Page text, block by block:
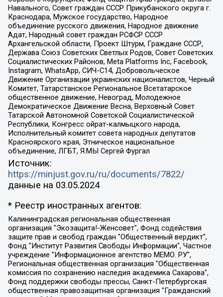
Навального, Совет граждан СССР Прикубанского округа г.
Краснодара, Мужское государство, Народное
объединение русского движения, Народное движение
Адат, Народный совет граждан РСФСР СССР
Архангельской области, Проект Штурм, Граждане СССР,
Держава Союз Советских Светлых Родов, Совет Советских
Социалистических Районов, Meta Platforms Inc, Facebook,
Instagram, WhatsApp, СИЧ-С14, Добровольческое
Движение Организации украинских националистов, Черный
Комитет, Татарстанское Региональное Всетатарское
общественное движение, Невоград, Молодежное
Демократическое Движение Весна, Верховный Совет
Татарской Автономной Советской Социалистической
Республики, Конгресс ойрат-калмыцкого народа,
Исполнительный комитет совета народных депутатов
Красноярского края, Этническое национальное
объединение, ЛГБТ, Я.МЫ Сергей Фургал
Источник:
https://minjust.gov.ru/ru/documents/7822/
данные на 03.05.2024
* Реестр иностранных агентов:
Калининградская региональная общественная организация "Экозащита!-Женсовет", Фонд содействия защите прав и свобод граждан "Общественный вердикт", Фонд "Институт Развития Свободы Информации", Частное учреждение "Информационное агентство МЕМО. РУ", Региональная общественная организация "Общественная комиссия по сохранению наследия академика Сахарова", Фонд поддержки свободы прессы, Санкт-Петербургская общественная правозащитная организация "Гражданский контроль", Межрегиональная общественная организация "Информационно-просветительский центр "Мемориал", Региональный Фонд "Центр Защиты Прав Средств Массовой Информации", с 05.12.2023 Фонд "Центр Защиты Прав Средств массовой информации", Региональная общественная благотворительная организация помощи беженцам и мигрантам "Гражданское содействие", Негосударственное образовательное учреждение дополнительного профессионального образования (повышение квалификации) специалистов "АКАДЕМИЯ ПО ПРАВАМ ЧЕЛОВЕКА", Свердловская региональная общественная организация "Сутяжник", Автономная некоммерческая организация "Центр независимых социологических исследований", Союз общественных объединений "Российский исследовательский центр по правам человека", Региональное общественное учреждение научно-информационный центр "МЕМОРИАЛ", Некоммерческая организация "Фонд защиты гласности", Автономная некоммерческая организация "Институт прав человека", Городская общественная организация "Екатеринбургское общество "МЕМОРИАЛ", Городская общественная организация "Рязанское историко-просветительское и правозащитное общество "Мемориал" (Рязанский Мемориал), Челябинский региональный орган общественной самодеятельности – женское общественное объединение "Женщины Евразии", Челябинский региональный орган общественной самодеятельности "Уральская правозащитная группа", Фонд содействия защите здоровья и социальной справедливости имени Андрея Рылькова, Автономная Некоммерческая Организация "Аналитический Центр Юрия Левады", Автономная некоммерческая организация социальной поддержки населения "Проект Апрель", Региональная общественная организация помощи женщинам и детям, находящимся в кризисной ситуации "Информационно-методический центр "Анна", Фонд содействия развитию массовых коммуникаций и правовому просвещению "Так-так-Так", Фонд содействия устойчивому развитию "Серебряная тайга", Свердловский региональный общественный фонд социальных проектов "Новое время", "Idel.Реалии", Кавказ.Реалии, Крым.Реалии, Телеканал Настоящее Время, Татаро-башкирская служба Радио Свобода (Azatliq Radiosi), Радио Свободная Европа/Радио Свобода (PCE/PC), "Сибирь.Реалии", "Фактограф", Благотворительный фонд помощи осужденным и их семьям, Автономная некоммерческая организация "Институт глобализации и социальных движений", Фонд "В защиту прав заключенных", Частное учреждение "Центр поддержки и содействия развитию средств массовой информации", Пензенский региональный общественный благотворительный фонд "Гражданский союз", "Север.Реалии", Некоммерческая организация Фонд "Правовая инициатива", Общество с ограниченной ответственностью "Радио Свободная Европа/Радио Свобода", Чешское информационное агентство "MEDIUM-ORIENT", Красноярская региональная общественная организация "Мы против СПИДа", Камалягин Денис Николаевич, Маркелов Сергей Евгеньевич, Пономарев Лев Александрович, Савицкая Людмила Алексеевна, Автономная некоммерческая организация "Центр по работе с проблемой насилия "НАСИЛИЮ.НЕТ", Межрегиональный профессиональный союз работников здравоохранения "Альянс врачей", Юридическое лицо, зарегистрированное в Латвийской Республике, SIA "Medusa Project" (регистрационный номер 40103797863, дата регистрации 10.06.2014), Некоммерческая организация "Фонд по борьбе с коррупцией", Автономная некоммерческая организация "Институт права и публичной политики", Баданин Роман Сергеевич, Гликин Максим Александрович, Железнова Мария Михайловна, Лукьянова Юлия Сергеевна, Маетная Елизавета Витальевна, Маняхин Петр Борисович, Чуракова Ольга Владимировна, Ярош Юлия Петровна, Юридическое лицо "The Insider SIA", зарегистрированное в Риге, Латвийская Республика (дата регистрации 26.06.2015), являющееся администратором доменного имени интернет-издания "The Insider SIA", https://theins.ru, Постернак Алексей Евгеньевич, Рубин Михаил Аркадьевич, Анин Роман Александрович, Юридическое лицо Istories fonds, зарегистрированное в Латвийской Республике (регистрационный номер 50008295751, дата регистрации 24.02.2020), Великовский Дмитрий Александрович, Долинина Ирина Николаевна, Мароховская Алеся Алексеевна, Шлейнов Роман Юрьевич, Шмагун Олеся Валентиновна, Общество с ограниченной ответственностью "Альтаир 2021", Общество с ограниченной ответственностью "Вега 2021", Общество с ограниченной ответственностью "Главный редактор 2021", Общество с ограниченной ответственностью "Ромашки монолит", Важенков Артем Валерьевич, Ивановская областная общественная организация "Центр гендерных исследований", Гурман Юрий Альбертович, Медиапроект "ОВД-Инфо", Егоров Владимир Владимирович, Жилинский Владимир Александрович, Общество с ограниченной ответственностью "ЗП", Иванова София Юрьевна, Карезина Инна Павловна, Кильтау Екатерина Викторовна, Петров Алексей Викторович, Пискунов Сергей Евгеньевич, Смирнов Сергей Сергеевич, Тихонов Михаил Сергеевич, Общество с ограниченной ответственностью "ЖУРНАЛИСТ-ИНОСТРАННЫЙ АГЕНТ", Арапова Галина Юрьевна, Вольтская Татьяна Анатольевна, Американская компания "Mason G.E.S. Anonymous Foundation" (США), являющаяся владельцем интернет-издания https://mnews.world/, Компания "Stichting Bellingcat", зарегистрированная в Нидерландах (дата регистрации 11.07.2018), Захаров Андрей Вячеславович, Клепиковская Екатерина Дмитриевна, Общество с ограниченной ответственностью "МЕМО", Перл Роман Александрович, Симонов Евгений Алексеевич, Соловьева Елена Анатольевна, Сотников Даниил Владимирович, Сурначева Елизавета Дмитриевна, Автономная некоммерческая организация по защите прав человека и информированию населения "Якутия – Наше Мнение", Общество с ограниченной ответственностью "Москоу диджитал медиа", с 26.01.2023 Общество с ограниченной ответственностью "Чайка Белые сады", Ветошкина Валерия Валерьевна, Заговора Максим Александрович, Межрегиональное общественное движение "Российская ЛГБТ - сеть", Оленичев Максим Владимирович, Павлов Иван Юрьевич, Скворцова Елена Сергеевна, Общество с ограниченной ответственностью "Как бы инагент", Кочетков Игорь Викторович, Общество с ограниченной ответственностью "Честные выборы", Еланчик Олег Александрович, Общество с ограниченной ответственностью "Нобелевский призыв", Гималова Регина Эмилевна, Григорьев Андрей Валерьевич, Григорьева Алина Александровна, Ассоциация по содействию защите прав призывников, альтернативнослужащих и военнослужащих "Правозащитная группа "Гражданин.Армия.Право", Хисамова Регина Фаритовна, Автономная некоммерческая организация по реализации социально-правовых программ "Лилит", Дальневосточное общественное движение "Маяк", Санкт-Петербургская ЛГБТ-инициативная группа "Выход", Инициативная группа ЛГБТ+ "Реверс", Алексеев Андрей Викторович, Бекбулатова Таисия Львовна, Беляев Иван Михайлович, Владыкина Елена Сергеевна, Гельман Марат Александрович, Никульшина Вероника Юрьевна, Толоконникова Надежда Андреевна, Шендерович Виктор Анатольевич, Общество с ограниченной ответственностью "Данное сообщение", Общество с ограниченной ответственностью Издательский дом "Новая глава", Айнбиндер Александра Александровна, Московский комьюнити-центр для ЛГБТ+инициатив, Благотворительный фонд развития филантропии, Deutsche Welle (Германия, Kurt-Schumacher-Strasse 3, 53113 Bonn), Борзунова Мария Михайловна, Воробьев Виктор Викторович, Голубева Анна Львовна, Константинова Алла Михайловна, Малкова Ирина Владимировна, Мурадов Мурад Абдулгалимович, Осетинская Елизавета Николаевна, Понасенков Евгений Николаевич, Ганапольский Матвей Юрьевич, Киселев Евгений Алексеевич, Борухович Ирина Григорьевна, Дремин Иван Тимофеевич, Дубровский Дмитрий Викторович, Красноярская региональная общественная организация поддержки и развития альтернативных образовательных технологий и межкультурных коммуникаций "ИНТЕРРА", Маяковская Екатерина Алексеевна, Фейгин Марк Захарович, Филимонов Андрей Викторович, Дзугкоева Регина Николаевна, Доброхотов Роман Александрович, Дудь Юрий Александрович, Елкин Сергей Владимирович, Кругликов Кирилл Игоревич, Сабунаева Мария Леонидовна, Семенов Алексей Владимирович, Шаинян Карен Багратович, Шульман Екатерина Михайловна, Асафьев Артур Валерьевич, Вахштайн Виктор Семенович, Венедиктов Алексей Алексеевич, Лушникова Екатерина Евгеньевна, Волков Леонид Михайлович, Невзоров Александр Глебович, Пархоменко Сергей Борисович, Сироткин Ярослав Николаевич, Кара-Мурза Владимир Владимирович, Баранова Наталья Владимировна, Гозман Леонид Яковлевич, Кагарлицкий Борис Юльевич, Климарев Михаил Валерьевич, Милов Владимир Станиславович, Автономная некоммерческая организация Краснодарский центр современного искусства "Типография", Моргенштерн Алишер Тагирович, Соболь Любовь Эдуардовна, Общество с ограниченной ответственностью "ЛИЗА НОРМ", Каспаров Гарри Кимович, Ходорковский Михаил Борисович, Общество с ограниченной ответственностью "Апрельские тезисы", Данилович Ирина Брониславовна, Кашин Олег Владимирович, Петров Николай Владимирович, Пивоваров Алексей Владимирович, Соколов Михаил Владимирович, Цветкова Юлия Владимировна, Чичваркин Евгений Александрович, Комитет против пыток/Команда против пыток, Общество с ограниченной ответственностью "Первый научный", Общество с ограниченной ответственностью "Вертолет и ко", Белоцерковская Вероника Борисовна, Кац Максим Евгеньевич, Лазарева Татьяна Юрьевна, Шаведдинов Руслан Табризович, Яшин Илья Валерьевич, Общество с ограниченной ответственностью "Иноагент ААВ", Алешковский Дмитрий Петрович, Альбац Евгения Марковна, Быков Дмитрий Львович, Галямина Юлия Евгеньевна, Лойко Сергей Леонидович, Мартынов Кирилл Константинович, Медведев Сергей Александрович, Крашенинников Федор Геннадиевич, Гордеева Катерина Вл